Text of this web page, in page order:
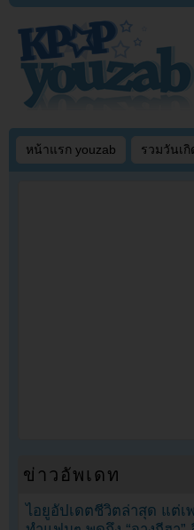
หน้าแรก youzab รวมวันเ
ข่าวอัพเดท
ไอยูอัปเดตชีวิตล่าสุด แต่เ